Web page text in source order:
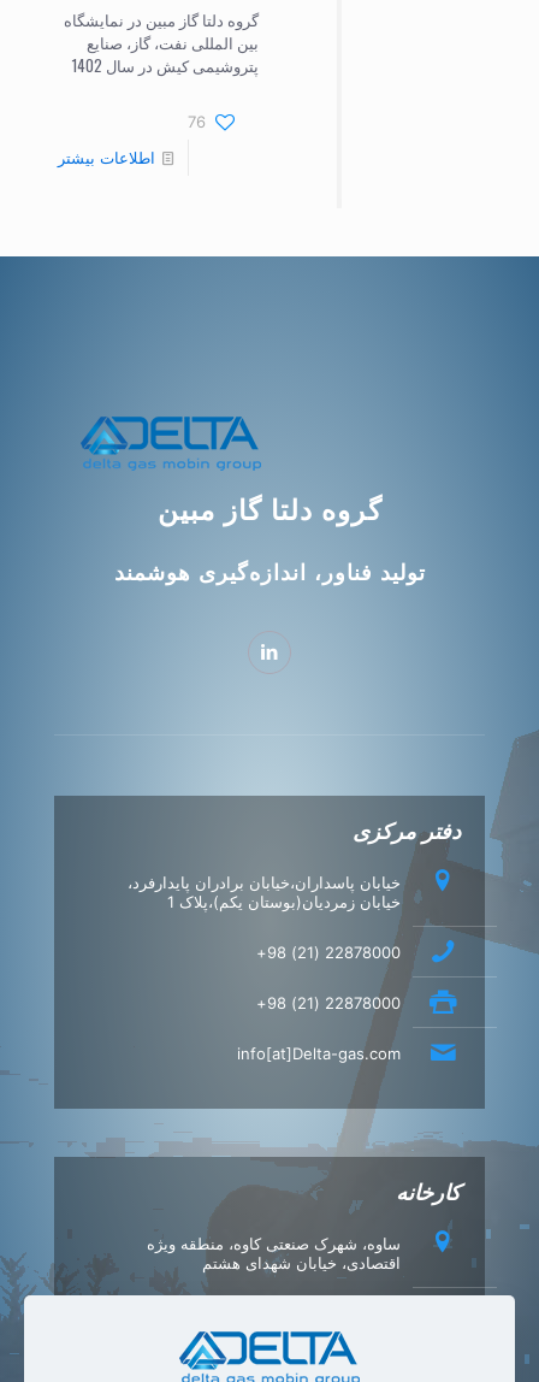
گروه دلتا گاز مبین در نمایشگاه
بین المللی نفت، گاز، صنایع
پتروشیمی کیش در سال 1402
76
اطلاعات بیشتر
گروه دلتا گاز مبین
تولید فناور، اندازه‌گیری هوشمند
دفتر مرکزی
خیابان پاسداران،خیابان برادران پایدارفرد،
خیابان زمردیان(بوستان یکم)،پلاک 1
22878000 (21) 98+
22878000 (21) 98+
info[at]Delta-gas.com
کارخانه
ساوه، شهرک صنعتی کاوه، منطقه ویژه
اقتصادی، خیابان شهدای هشتم
42347549 (86) 98+